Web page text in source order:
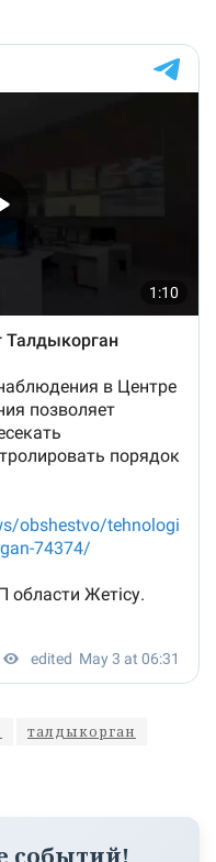
талдыкорган
событий!